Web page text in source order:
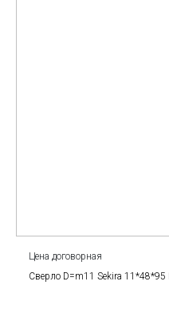
Цена договорная
Сверло D=m11 Sekira